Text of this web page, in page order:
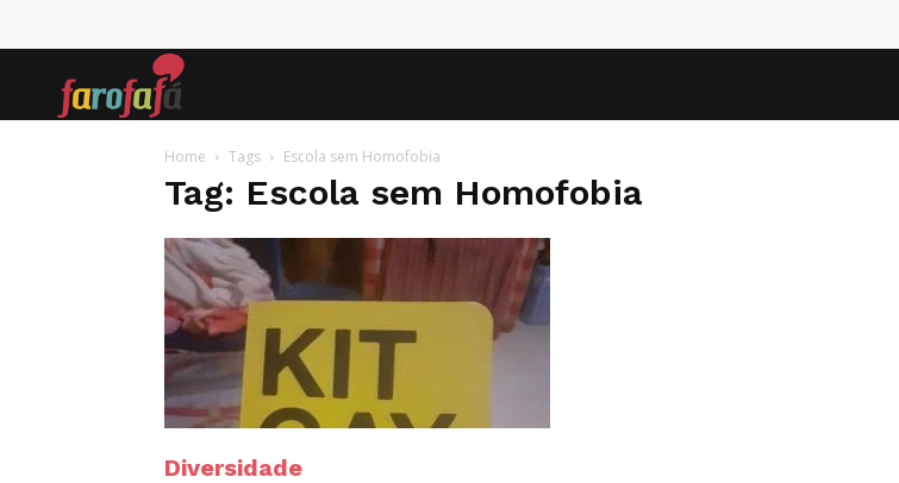
Home Tags Escola sem Homofobia
Tag: Escola sem Homofobia
Diversidade